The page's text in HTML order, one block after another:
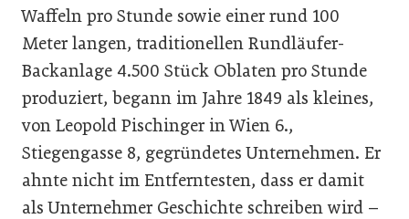
Waffeln pro Stunde sowie einer rund 100
Meter langen, traditionellen Rundläufer-
Backanlage 4.500 Stück Oblaten pro Stunde
produziert, begann im Jahre 1849 als kleines,
von Leopold Pischinger in Wien 6.,
Stiegengasse 8, gegründetes Unternehmen. Er
ahnte nicht im Entferntesten, dass er damit
als Unternehmer Geschichte schreiben wird –